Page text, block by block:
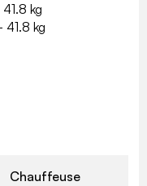
kg
41.8 kg
Chauffeuse